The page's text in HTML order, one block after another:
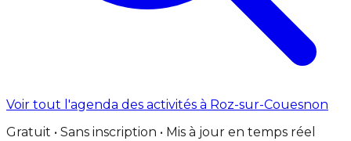
Voir tout l'agenda des activités à Roz-sur-Couesnon
Gratuit • Sans inscription • Mis à jour en temps réel